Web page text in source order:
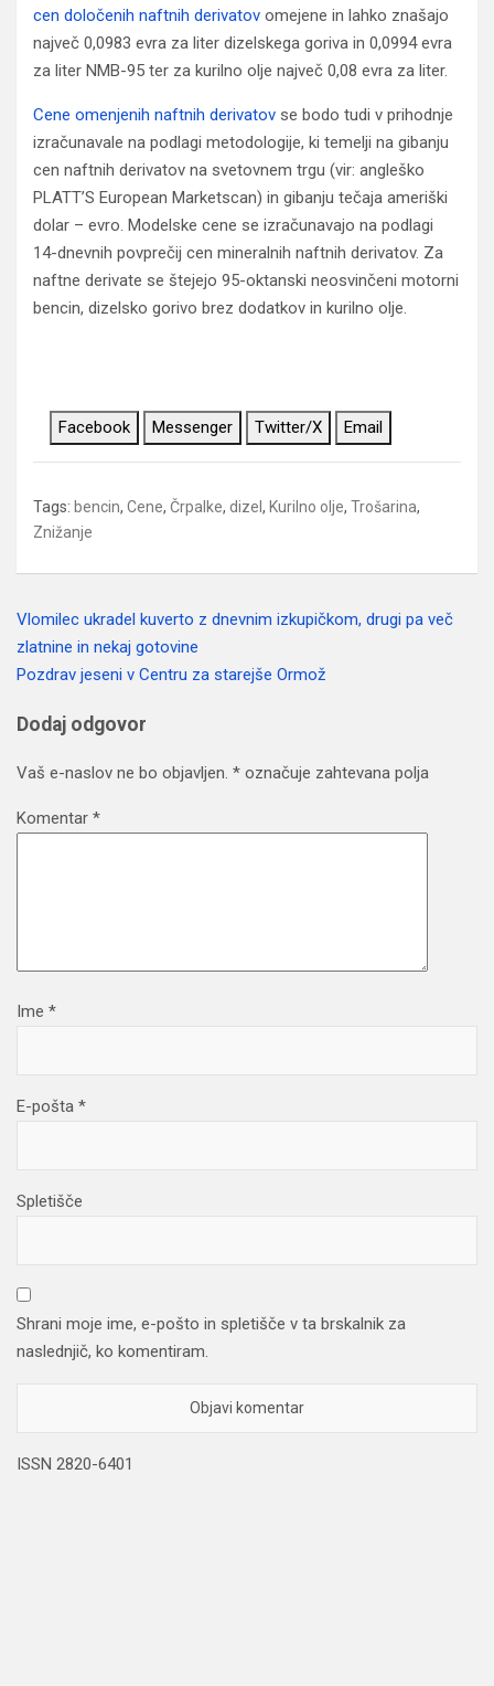
cen določenih naftnih derivatov omejene in lahko znašajo
največ 0,0983 evra za liter dizelskega goriva in 0,0994 evra
za liter NMB-95 ter za kurilno olje največ 0,08 evra za liter.
Cene omenjenih naftnih derivatov se bodo tudi v prihodnje
izračunavale na podlagi metodologije, ki temelji na gibanju
cen naftnih derivatov na svetovnem trgu (vir: angleško
PLATT’S European Marketscan) in gibanju tečaja ameriški
dolar – evro. Modelske cene se izračunavajo na podlagi
14-dnevnih povprečij cen mineralnih naftnih derivatov. Za
naftne derivate se štejejo 95-oktanski neosvinčeni motorni
bencin, dizelsko gorivo brez dodatkov in kurilno olje.
Facebook Messenger Twitter/X Email
Tags: bencin, Cene, Črpalke, dizel , Kurilno olje, Trošarina,
Znižanje
Navigacija
prispevka
Vlomilec ukradel kuverto z dnevnim izkupičkom, drugi pa več
zlatnine in nekaj gotovine
Pozdrav jeseni v Centru za starejše Ormož
Dodaj odgovor
Vaš e-naslov ne bo objavljen. * označuje zahtevana polja
Komentar *
Ime *
E-pošta *
Spletišče
Shrani moje ime, e-pošto in spletišče v ta brskalnik za
naslednjič, ko komentiram.
ISSN 2820-6401